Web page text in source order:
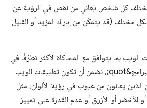
يختلف كل شخص يعاني من نقص في الرؤية عن
مختلف (قد يتمكّن من إدراك المزيد أو القليل
بما يتوافق مع المحاكاة الأكثر تطرّفًا في
&quot;أدوات مطوّري البرامج&quot;، نضمن أن تكون تطبيقات الويب
يعانون من عيوب في رؤية الألوان، مثل
الأخضر أو الأزرق أو عدم القدرة على تمييز